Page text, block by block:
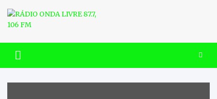
content
RÁDIO ONDA LIVRE 87.7, 106
FM